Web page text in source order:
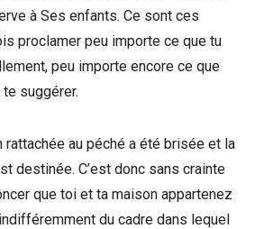
à Ses enfants. Ce sont ces
proclamer peu importe ce que tu
peu importe encore ce que
te suggérer.
rattachée au péché a été brisée et la
destinée. C’est donc sans crainte
que toi et ta maison appartenez
du cadre dans lequel